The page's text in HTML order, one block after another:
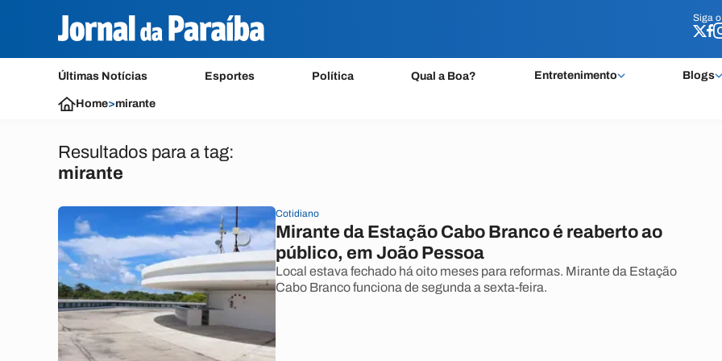
Siga o
Últimas Notícias Esportes Política Qual a Boa? Entretenimento Blogs
Siga o
Home>mirante
Resultados para a tag:
mirante
Cotidiano
Mirante da Estação Cabo Branco é reaberto ao
público, em João Pessoa
Local estava fechado há oito meses para reformas. Mirante da Estação
Cabo Branco funciona de segunda a sexta-feira.